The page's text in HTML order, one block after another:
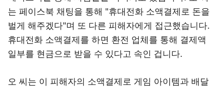
는 페이스북 채팅을 통해 "휴대전화 소액결제로 돈을
벌게 해주겠다"며 또 다른 피해자에게 접근했습니다.
휴대전화 소액결제를 하면 환전 업체를 통해 결제액
일부를 현금으로 받을 수 있다고 속인 겁니다.
오 씨는 이 피해자의 소액결제로 게임 아이템과 배달